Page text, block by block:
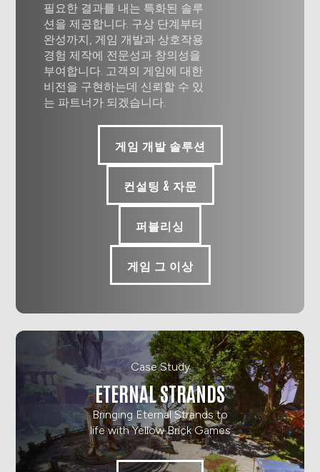
필요한 결과를 내는 특화된 솔루
션을 제공합니다. 구상 단계부터
완성까지, 게임 개발과 상호작용
경험 제작에 전문성과 창의성을
부여합니다. 고객의 게임에 대한
비전을 구현하는데 신뢰할 수 있
는 파트너가 되겠습니다.
게임 개발 솔루션
컨설팅 & 자문
퍼블리싱
게임 그 이상
Case Study
ETERNAL STRANDS
Bringing Eternal Strands to
life with Yellow Brick Games